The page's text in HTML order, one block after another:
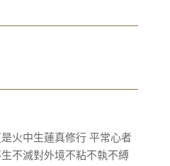
火中生蓮真修行 平常心者
不滅對外境不粘不執不縛